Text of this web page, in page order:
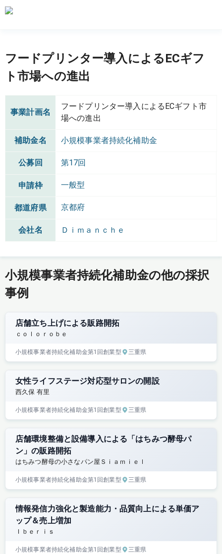
フードプリンター導入によるECギフ
ト市場への進出
事業計画名
フードプリンター導入によるECギフト市
場への進出
補助金名 小規模事業者持続化補助金
公募回 第17回
申請枠 一般型
都道府県 京都府
会社名 Ｄｉｍａｎｃｈｅ
小規模事業者持続化補助金の他の採択
事例
店舗立ち上げによる販路開拓
ｃｏｌｏｒｏｂｅ
小規模事業者持続化補助金第1回創業型 三重県
女性ライフステージ対応型サロンの開設
西久保 有里
小規模事業者持続化補助金第1回創業型 三重県
店舗環境整備と設備導入による「はちみつ酵母パ
ン」の販路開拓
はちみつ酵母の小さなパン屋Ｓｉａｍｉｅｌ
小規模事業者持続化補助金第1回創業型 三重県
情報発信力強化と製造能力・品質向上による単価ア
ップ＆売上増加
Ｉｂｅｒｉｓ
小規模事業者持続化補助金第1回創業型 三重県